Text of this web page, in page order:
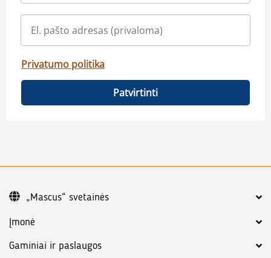
Privatumo politika
Patvirtinti
Įmonė
Gaminiai ir paslaugos
„Mascus“ svetainės